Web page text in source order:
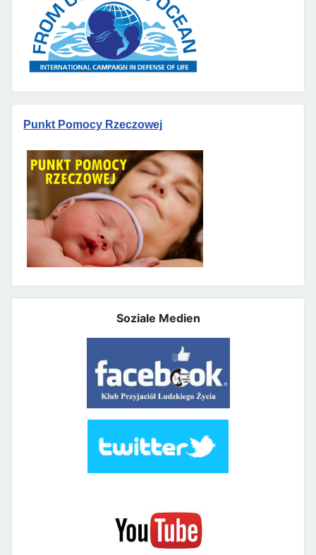
Punkt Pomocy Rzeczowej
Soziale Medien